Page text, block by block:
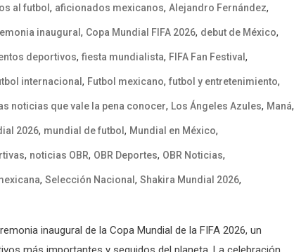
al futbol , aficionados mexicanos, Alejandro Fernández,
inaugural , Copa Mundial FIFA 2026, debut de México,
deportivos, fiesta mundialista, FIFA Fan Festival ,
internacional , Futbol mexicano, futbol y entretenimiento,
noticias que vale la pena conocer, Los Ángeles Azules, Maná,
2026, mundial de futbol , Mundial en México,
, noticias OBR, OBR Deportes, OBR Noticias,
, Selección Nacional , Shakira Mundial 2026,
inaugural de la Copa Mundial de la FIFA 2026, un